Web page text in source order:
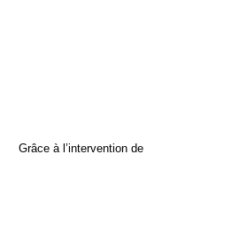
à l’intervention de